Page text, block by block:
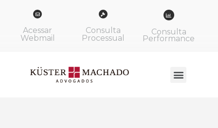
Acessar
Webmail
Consulta
Processual
Consulta
Performance